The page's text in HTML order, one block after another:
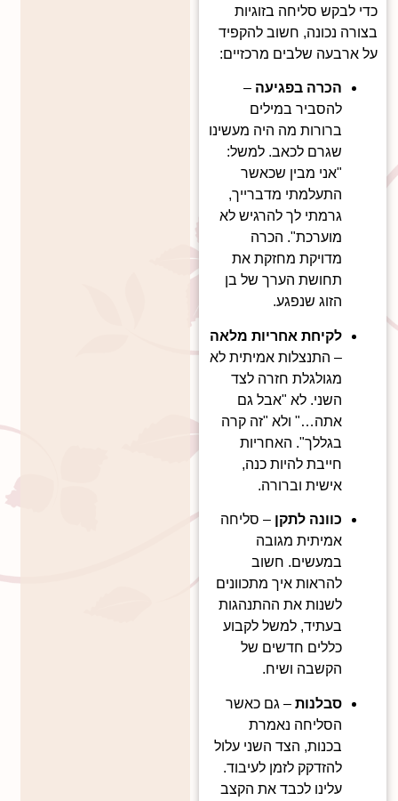
כדי לבקש סליחה בזוגיות
בצורה נכונה, חשוב להקפיד
על ארבעה שלבים מרכזיים:
הכרה בפגיעה –
להסביר במילים
ברורות מה היה מעשינו
שגרם לכאב. למשל:
"אני מבין שכאשר
התעלמתי מדברייך,
גרמתי לך להרגיש לא
מוערכת". הכרה
מדויקת מחזקת את
תחושת הערך של בן
הזוג שנפגע.
לקיחת אחריות מלאה
– התנצלות אמיתית לא
מגולגלת חזרה לצד
השני. לא "אבל גם
אתה…" ולא "זה קרה
בגללך". האחריות
חייבת להיות כנה,
אישית וברורה.
כוונה לתקן – סליחה
אמיתית מגובה
במעשים. חשוב
להראות איך מתכוונים
לשנות את ההתנהגות
בעתיד, למשל לקבוע
כללים חדשים של
הקשבה ושיח.
סבלנות – גם כאשר
הסליחה נאמרת
בכנות, הצד השני עלול
להזדקק לזמן לעיבוד.
עלינו לכבד את הקצב